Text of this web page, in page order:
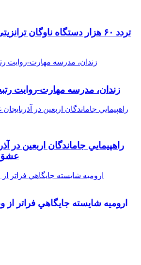
تردد ۶۰ هزار دستگاه ناوگان
زندان، مدرسه مهارت-روايت
راهپيمايي جاماندگان اربعين در
عشق
اروميه شايسته جايگاهي فراتر